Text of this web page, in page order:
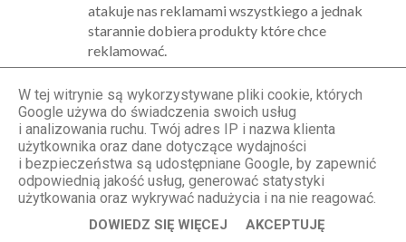
atakuje nas reklamami wszystkiego a jednak
starannie dobiera produkty które chce
reklamować.
STYLOLY Aleksandra Marzęda
2.02.2017, 15:29
Nie jestem w stanie polecać sklepów, w
których sama nie zamawiałam ;-))
W tej witrynie są wykorzystywane pliki cookie, których
Google używa do świadczenia swoich usług
i analizowania ruchu. Twój adres IP i nazwa klienta
użytkownika oraz dane dotyczące wydajności
i bezpieczeństwa są udostępniane Google, by zapewnić
odpowiednią jakość usług, generować statystyki
użytkowania oraz wykrywać nadużycia i na nie reagować.
DOWIEDZ SIĘ WIĘCEJ AKCEPTUJĘ